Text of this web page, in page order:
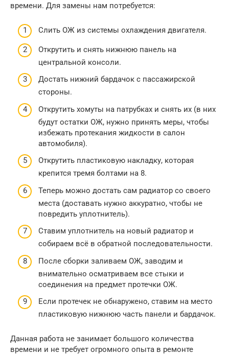
времени. Для замены нам потребуется:
Слить ОЖ из системы охлаждения двигателя.
Открутить и снять нижнюю панель на
центральной консоли.
Достать нижний бардачок с пассажирской
стороны.
Открутить хомуты на патрубках и снять их (в них
будут остатки ОЖ, нужно принять меры, чтобы
избежать протекания жидкости в салон
автомобиля).
Открутить пластиковую накладку, которая
крепится тремя болтами на 8.
Теперь можно достать сам радиатор со своего
места (доставать нужно аккуратно, чтобы не
повредить уплотнитель).
Ставим уплотнитель на новый радиатор и
собираем всё в обратной последовательности.
После сборки заливаем ОЖ, заводим и
внимательно осматриваем все стыки и
соединения на предмет протечки ОЖ.
Если протечек не обнаружено, ставим на место
пластиковую нижнюю часть панели и бардачок.
Данная работа не занимает большого количества
времени и не требует огромного опыта в ремонте